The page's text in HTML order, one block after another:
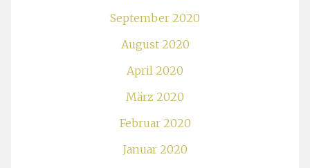
September 2020
August 2020
April 2020
März 2020
Februar 2020
Januar 2020